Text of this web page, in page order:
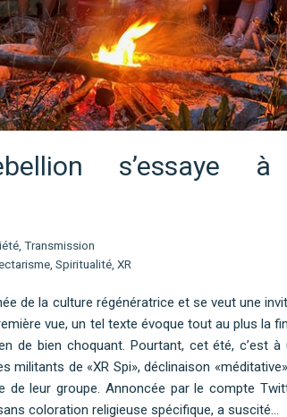
s’essaye
Transmission
Spiritualité XR
de la culture régénératrice et se veut une
vue, un tel texte évoque tout au plus la
de bien choquant. Pourtant, cet été, c’est à
militants de «XR Spi», déclinaison
de leur groupe. Annoncée par le compte
coloration religieuse spécifique, a suscité…